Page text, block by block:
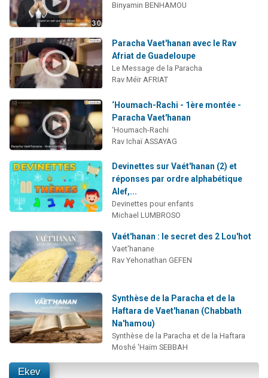
Binyamin BENHAMOU
Paracha Vaet'hanan avec le Rav
Afriat de Guadeloupe
Le Message de la Paracha
Rav Méïr AFRIAT
‘Houmach-Rachi - 1ère montée -
Paracha Vaet'hanan
‘Houmach-Rachi
Rav Ichaï ASSAYAG
Devinettes sur Vaét'hanan (2) et
réponses par ordre alphabétique
Alef,...
Devinettes pour enfants
Michael LUMBROSO
Vaét'hanan : le secret des 2 Lou'hot
Vaet'hanane
Rav Yehonathan GEFEN
Synthèse de la Paracha et de la
Haftara de Vaet'hanan (Chabbath
Na'hamou)
Synthèse de la Paracha et de la Haftara
Moshé 'Haïm SEBBAH
Ekev